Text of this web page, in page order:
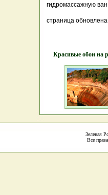
гидромассажную
страница
Красивые обои на
Зеленая
Все